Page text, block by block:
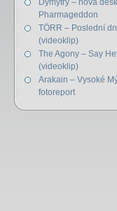
Dymytry – nová
Pharmageddon
TÖRR – Poslední
(videoklip)
The Agony – Say
(videoklip)
Arakain – Vysoké
fotoreport